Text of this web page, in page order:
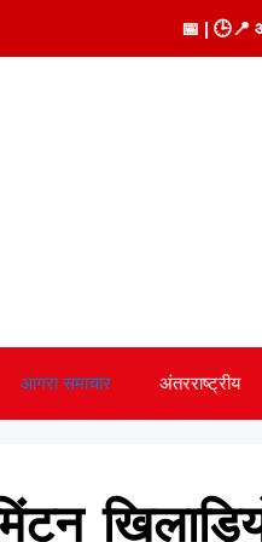
📅 | 🕒📍
आगरा समाचार अंतरराष्ट्रीय